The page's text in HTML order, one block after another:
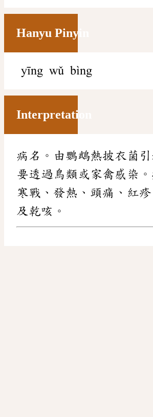
Hanyu Pinyin
yīng wǔ bìng
Interpretation
病名。由鸚鵡熱披衣菌
要透過鳥類或家禽感染
寒戰、發熱、頭痛、紅
及乾咳。